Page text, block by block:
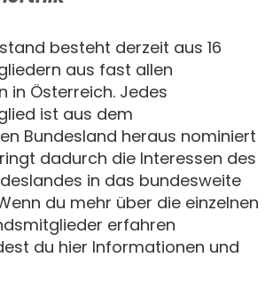
besteht derzeit aus 16
aus fast allen
in Österreich. Jedes
ist aus dem
Bundesland heraus nominiert
dadurch die Interessen des
in das bundesweite
du mehr über die einzelnen
erfahren
du hier Informationen und